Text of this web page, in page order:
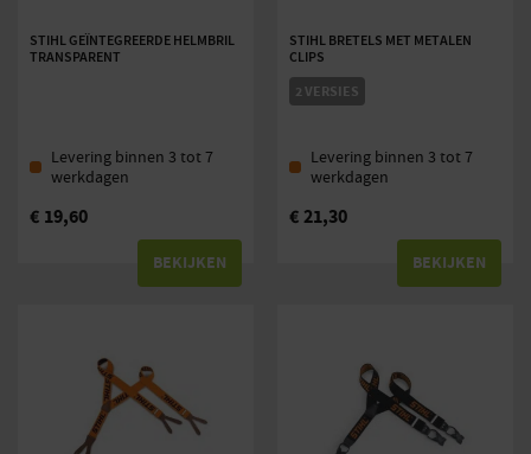
STIHL GEÏNTEGREERDE HELMBRIL
TRANSPARENT
Levering binnen 3 tot 7
werkdagen
€ 19,60
BEKIJKEN
STIHL BRETELS MET METALEN
CLIPS
2 VERSIES
Levering binnen 3 tot 7
werkdagen
€21,30
BEKIJKEN